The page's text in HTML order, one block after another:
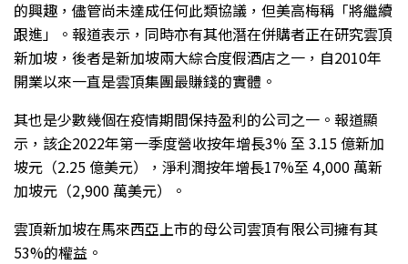
的興趣，儘管尚未達成任何此類協議，但美高梅稱「將繼續
跟進」。報道表示，同時亦有其他潛在併購者正在研究雲頂
新加坡，後者是新加坡兩大綜合度假酒店之一，自2010年
開業以來一直是雲頂集團最賺錢的實體。
其也是少數幾個在疫情期間保持盈利的公司之一。報道顯
示，該企2022年第一季度營收按年增長3% 至 3.15 億新加
坡元（2.25 億美元），淨利潤按年增長17%至 4,000 萬新
加坡元（2,900 萬美元）。
雲頂新加坡在馬來西亞上市的母公司雲頂有限公司擁有其
53%的權益。